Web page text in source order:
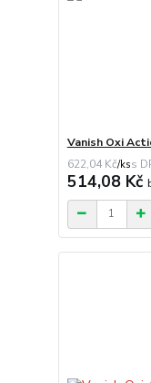
Vanish Oxi
622,04 Kč/ks
514,08 Kč